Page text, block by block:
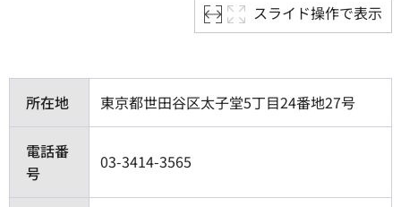
スライド操作で表示
所在地 東京都世田谷区太子堂5丁目24番地27号
電話番
号
03-3414-3565